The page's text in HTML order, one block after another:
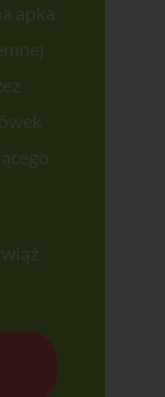
apka